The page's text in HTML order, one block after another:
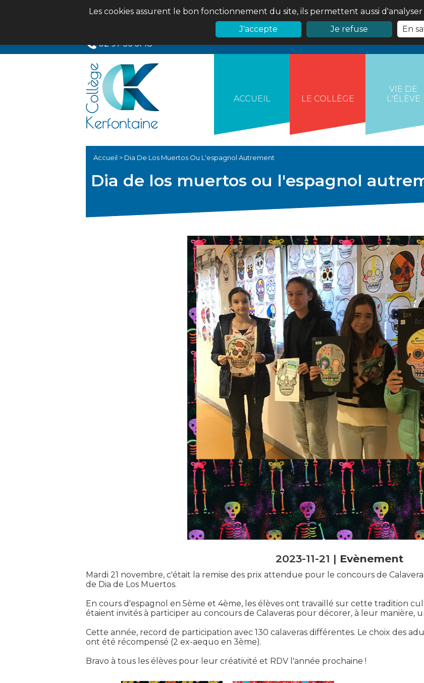
Les cookies assurent le bon fonctionnement du site, ils permettent aussi
J'accepte
Je refuse
En
02 97 56 61 18
ACCUEIL LE COLLÈGE
VIE DE
L'ÉLÈVE
Accueil > Dia De Los Muertos Ou L'espagnol Autrement
Dia de los muertos ou l'espagnol
2023-11-21 | Evènement
Mardi 21 novembre, c'était la remise des prix attendue pour le concours de
de Dia de Los Muertos.
En cours d'espagnol en 5ème et 4ème, les élèves ont travaillé sur cette tradition
étaient invités à participer au concours de Calaveras pour décorer, à leur manière,
Cette année, record de participation avec 130 calaveras différentes. Le choix des
ont été récompensé (2 ex-aequo en 3ème).
Bravo à tous les élèves pour leur créativité et RDV l'année prochaine !